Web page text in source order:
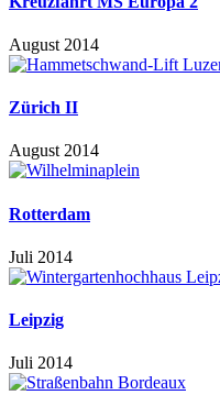
August 2014
Zürich II
August 2014
Rotterdam
Juli 2014
Leipzig
Juli 2014